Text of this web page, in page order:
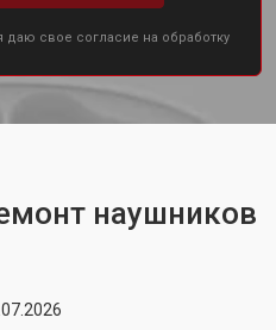
даю свое согласие на обработку
наушников